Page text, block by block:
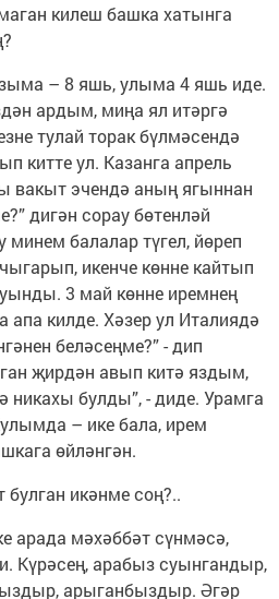
килеш башка хатынга
– 8 яшь, улыма 4 яшь иде.
ардым, миңа ял итәргә
тулай торак бүлмәсендә
китте ул. Казанга апрель
вакыт эчендә аның ягыннан
дигән сорау бөтенләй
минем балалар түгел, йөреп
икенче көнне кайтып
3 май көнне иремнең
килде. Хәзер ул Италиядә
беләсеңме?” - дип
җирдән авып китә яздым,
никахы булды”, - диде. Урамга
– ике бала, ирем
өйләнгән.
булган икәнме соң?..
арада мәхәббәт сүнмәсә,
Күрәсең, арабыз суынгандыр,
арыганбыздыр. Әгәр